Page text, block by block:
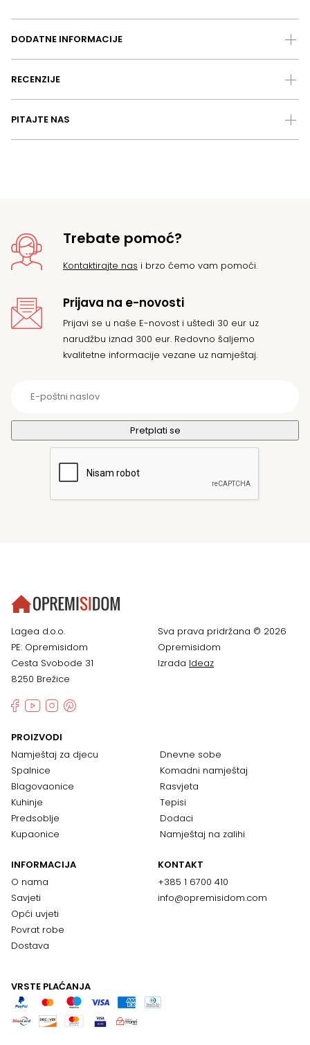
DODATNE INFORMACIJE
RECENZIJE
PITAJTE NAS
Trebate pomoć?
Kontaktirajte nas i brzo ćemo vam pomoći.
Prijava na e-novosti
Prijavi se u naše E-novost i uštedi 30 eur uz
narudžbu iznad 300 eur. Redovno šaljemo
kvalitetne informacije vezane uz namještaj.
Lagea d.o.o.
PE: Opremisidom
Cesta Svobode 31
8250 Brežice
Sva prava pridržana © 2026
Opremisidom
Izrada Ideaz
PROIZVODI
Namještaj za djecu
Spalnice
Blagovaonice
Kuhinje
Predsoblje
Kupaonice
Dnevne sobe
Komadni namještaj
Rasvjeta
Tepisi
Dodaci
Namještaj na zalihi
INFORMACIJA
O nama
Savjeti
Opći uvjeti
Povrat robe
Dostava
KONTAKT
+385 1 6700 410
info@opremisidom.com
VRSTE PLAĆANJA